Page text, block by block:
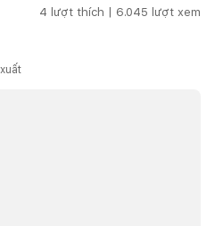
4 lượt thích | 6.045 lượt xem